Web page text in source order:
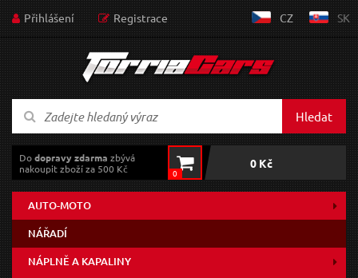
Přihlášení Registrace CZ SK
Hledat
Dodopravy zdarma zbývá
nakoupit zboží za 500 Kč
0
0 Kč
AUTO-MOTO
NÁŘADÍ
NÁPLNĚ A KAPALINY